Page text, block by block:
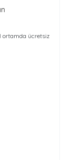
ortamda ücretsiz